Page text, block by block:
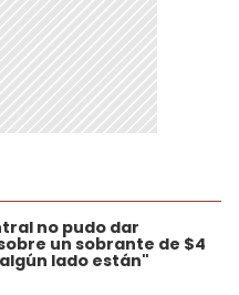
no pudo dar
un sobrante de $4
lado están"